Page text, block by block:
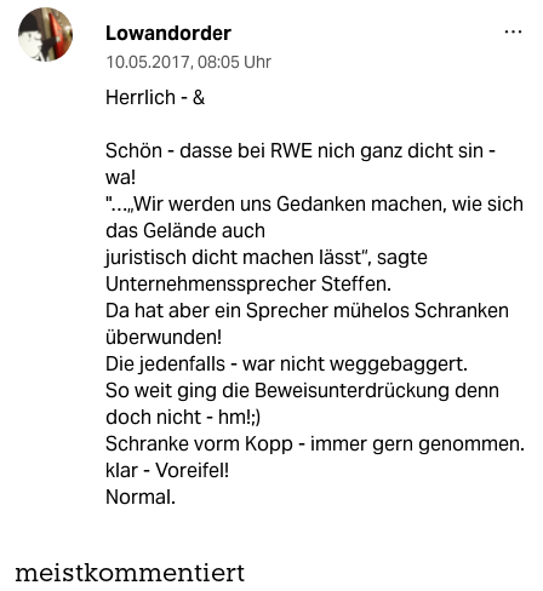
Lowandorder
10.05.2017, 08:05 Uhr
Herrlich - &
Schön - dasse bei RWE nich ganz dicht sin -
wa!
"…„Wir werden uns Gedanken machen, wie sich
das Gelände auch
juristisch dicht machen lässt“, sagte
Unternehmenssprecher Steffen.
Da hat aber ein Sprecher mühelos Schranken
überwunden!
Die jedenfalls - war nicht weggebaggert.
So weit ging die Beweisunterdrückung denn
doch nicht - hm!;)
Schranke vorm Kopp - immer gern genommen.
klar - Voreifel!
Normal.
meistkommentiert